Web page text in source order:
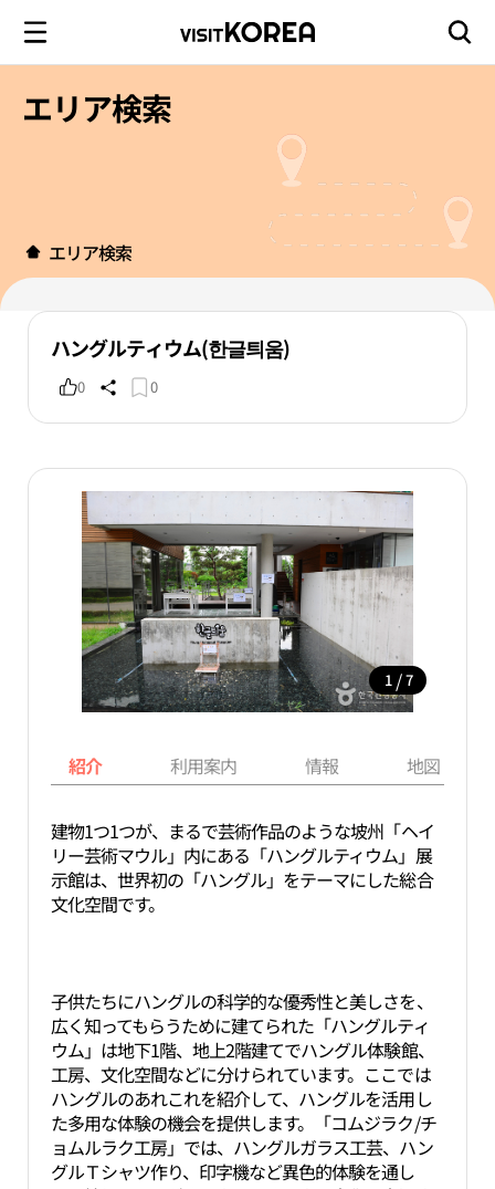
エリア検索
エリア検索
ハングルティウム(한글틔움)
0 0
1 / 7
紹介 利用案内 情報 地図
建物1つ1つが、まるで芸術作品のような坡州「ヘイ
リー芸術マウル」内にある「ハングルティウム」展
示館は、世界初の「ハングル」をテーマにした総合
文化空間です。
子供たちにハングルの科学的な優秀性と美しさを、
広く知ってもらうために建てられた「ハングルティ
ウム」は地下1階、地上2階建てでハングル体験館、
工房、文化空間などに分けられています。ここでは
ハングルのあれこれを紹介して、ハングルを活用し
た多用な体験の機会を提供します。「コムジラク/チ
ョムルラク工房」では、ハングルガラス工芸、ハン
グルＴシャツ作り、印字機など異色的体験を通し